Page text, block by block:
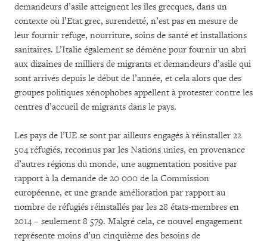
demandeurs d’asile atteignent les îles grecques, dans un
contexte où l’Etat grec, surendetté, n’est pas en mesure de
leur fournir refuge, nourriture, soins de santé et installations
sanitaires. L’Italie également se démène pour fournir un abri
aux dizaines de milliers de migrants et demandeurs d’asile qui
sont arrivés depuis le début de l’année, et cela alors que des
groupes politiques xénophobes appellent à protester contre les
centres d’accueil de migrants dans le pays.
Les pays de l’UE se sont par ailleurs engagés à réinstaller 22
504 réfugiés, reconnus par les Nations unies, en provenance
d’autres régions du monde, une augmentation positive par
rapport à la demande de 20 000 de la Commission
européenne, et une grande amélioration par rapport au
nombre de réfugiés réinstallés par les 28 états-membres en
2014 – seulement 8 579. Malgré cela, ce nouvel engagement
représente moins d’un cinquième des besoins de